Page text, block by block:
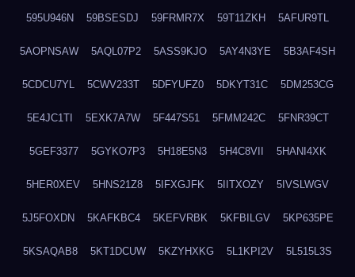
595U946N 59BSESDJ 59FRMR7X 59T11ZKH 5AFUR9TL
5AOPNSAW 5AQL07P2 5ASS9KJO 5AY4N3YE 5B3AF4SH
5CDCU7YL 5CWV233T 5DFYUFZ0 5DKYT31C 5DM253CG
5E4JC1TI 5EXK7A7W 5F447S51 5FMM242C 5FNR39CT
5GEF3377 5GYKO7P3 5H18E5N3 5H4C8VII 5HANI4XK
5HER0XEV 5HNS21Z8 5IFXGJFK 5IITXOZY 5IVSLWGV
5J5FOXDN 5KAFKBC4 5KEFVRBK 5KFBILGV 5KP635PE
5KSAQAB8 5KT1DCUW 5KZYHXKG 5L1KPI2V 5L515L3S